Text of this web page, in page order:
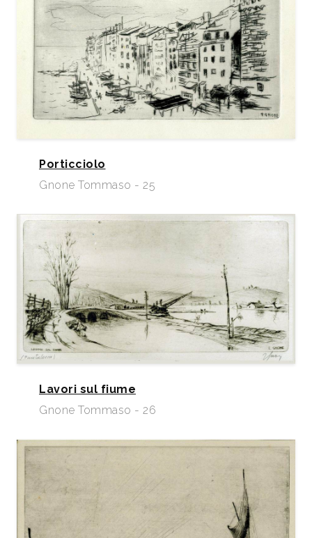
Porticciolo
Gnone Tommaso - 25
Lavori sul fiume
Gnone Tommaso - 26